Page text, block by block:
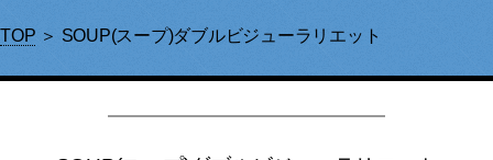
TOP ＞ SOUP(スープ)ダブルビジューラリエット